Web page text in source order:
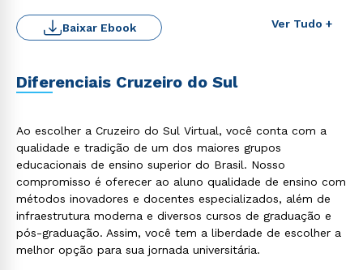
Ver Tudo +
Baixar Ebook
Diferenciais Cruzeiro do Sul
Ao escolher a Cruzeiro do Sul Virtual, você conta com a
qualidade e tradição de um dos maiores grupos
educacionais de ensino superior do Brasil. Nosso
compromisso é oferecer ao aluno qualidade de ensino com
métodos inovadores e docentes especializados, além de
infraestrutura moderna e diversos cursos de graduação e
pós-graduação. Assim, você tem a liberdade de escolher a
melhor opção para sua jornada universitária.
Rápido e fácil
WhatsApp
ou